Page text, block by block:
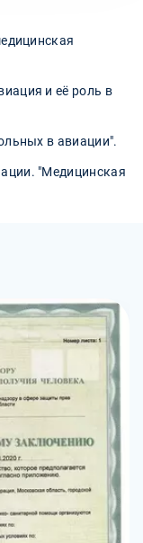
и её роль в
в авиации".
"Медицинская